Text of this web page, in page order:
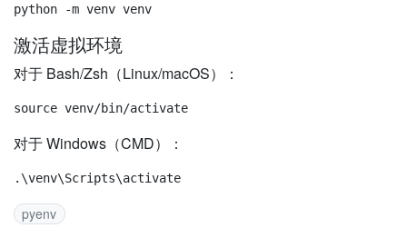
激活虚拟环境
对于 Bash/Zsh（Linux/macOS）：
对于 Windows（CMD）：
pyenv